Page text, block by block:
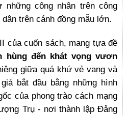
công nhân trên công
trên cánh đồng mẫu lớn.
của cuốn sách, mang tựa đề
hùng đến khát vọng vươn
giữa quá khứ vẻ vang và
bắt đầu bằng những hình
của phong trào cách mạng
Trụ - nơi thành lập Đảng